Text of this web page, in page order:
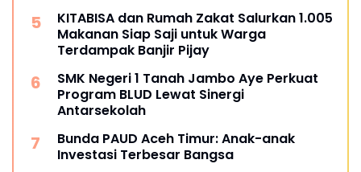
KITABISA dan Rumah Zakat Salurkan 1.005
Makanan Siap Saji untuk Warga
Terdampak Banjir Pijay
SMK Negeri 1 Tanah Jambo Aye Perkuat
Program BLUD Lewat Sinergi
Antarsekolah
Bunda PAUD Aceh Timur: Anak-anak
Investasi Terbesar Bangsa